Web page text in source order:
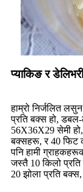
प्याकिङ र डेलिभरी
हाम्रो निर्जलित
प्रति बक्स हो, डबल-
56X36X29 सेमी
बक्सहरू, र 40 फिट
पनि हामी
जस्तै 10 किलो
20 झोला प्रति